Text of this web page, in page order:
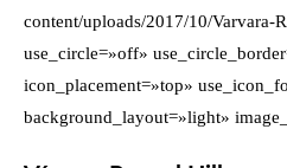
content/uploads/2017/10/Varvara-
use_circle=»off»
icon_placement=»top»
background_layout=»light»